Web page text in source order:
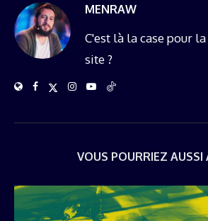
MENRAW
C'est là la case pour
site ?
VOUS POURRIEZ AUSSI